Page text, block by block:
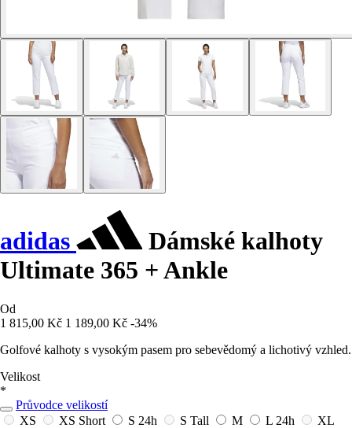
adidas
Dámské kalhoty
Ultimate 365 + Ankle
Od
1 815,00 Kč 1 189,00 Kč -34%
Golfové kalhoty s vysokým pasem pro sebevědomý a lichotivý vzhled.
Velikost
*
Průvodce velikostí
XS
XS Short S 24h S Tall M L 24h
XL